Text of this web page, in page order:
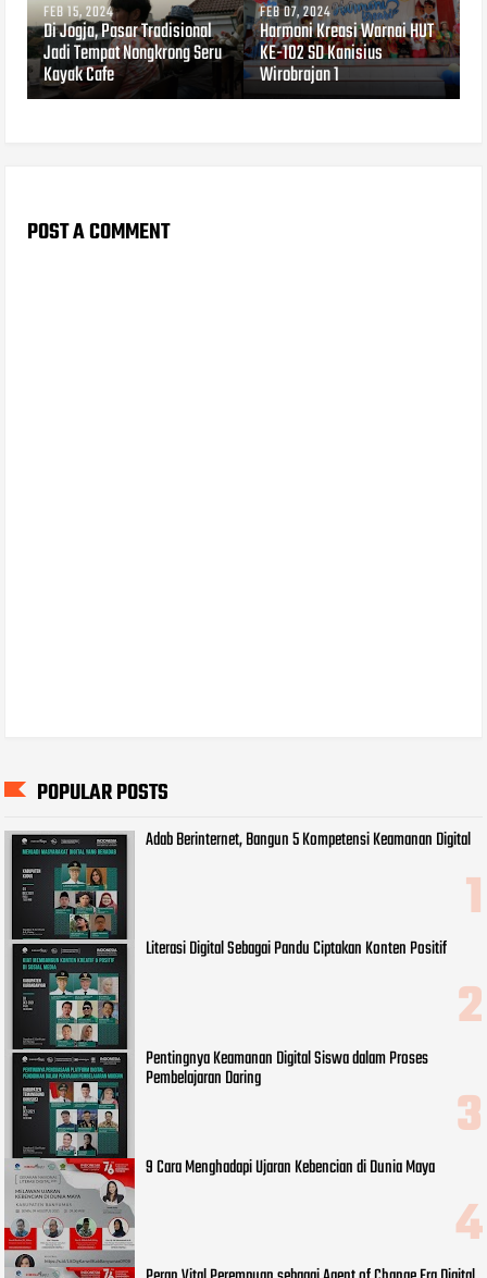
FEB 15, 2024
Di Jogja, Pasar Tradisional
Jadi Tempat Nongkrong Seru
Kayak Cafe
FEB 07, 2024
Harmoni Kreasi Warnai HUT
KE-102 SD Kanisius
Wirobrajan 1
POST A COMMENT
POPULAR POSTS
Adab Berinternet, Bangun 5 Kompetensi Keamanan Digital
Literasi Digital Sebagai Pandu Ciptakan Konten Positif
Pentingnya Keamanan Digital Siswa dalam Proses
Pembelajaran Daring
9 Cara Menghadapi Ujaran Kebencian di Dunia Maya